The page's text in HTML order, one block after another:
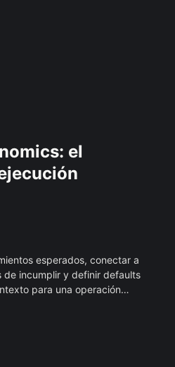
el
esperados, conectar a
de incumplir y definir defaults
para una operación